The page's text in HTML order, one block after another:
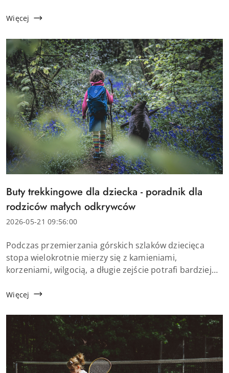
czy ozdoba nie przeszkadza przy chodzeniu.
Więcej
Tytuł
artykułu:
Buty trekkingowe dla dziecka - poradnik dla
rodziców małych odkrywców
Data
2026-05-21 09:56:00
Treść
artykułu:
Podczas przemierzania górskich szlaków dziecięca
stopa wielokrotnie mierzy się z kamieniami,
korzeniami, wilgocią, a długie zejście potrafi bardziej
z myślą o szkole czy placu zabaw mogą ...
Więcej